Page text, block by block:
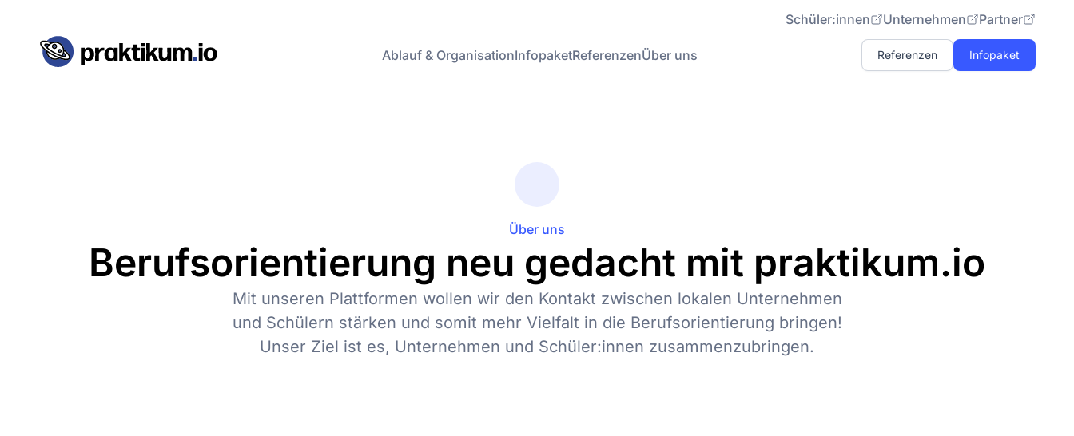
Schüler:innen Unternehmen Partner
Ablauf & OrganisationInfopaketReferenzenÜber uns Referenzen Infopaket
Über uns
Berufsorientierung neu gedacht mit praktikum.io
Mit unseren Plattformen wollen wir den Kontakt zwischen lokalen Unternehmen
und Schülern stärken und somit mehr Vielfalt in die Berufsorientierung bringen!
Unser Ziel ist es, Unternehmen und Schüler:innen zusammenzubringen.